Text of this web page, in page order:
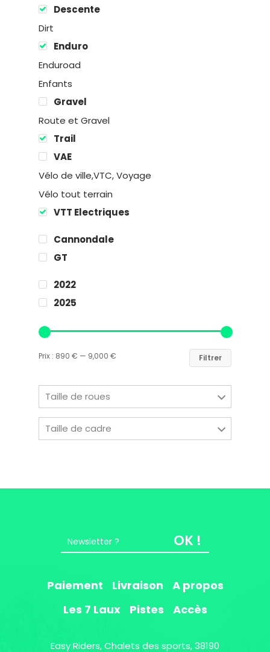
Descente
Dirt
Enduro
Enduroad
Enfants
Gravel
Route et Gravel
Trail
VAE
Vélo de ville,VTC, Voyage
Vélo tout terrain
VTT Electriques
Cannondale
GT
2022
2025
Filtrer
Prix : 890 € — 9,000 €
Taille de roues
Taille de cadre
OK !
Paiement Livraison
A propos
Les 7 Laux
Pistes Accès
Easy Riders, Chalets des sports, 38190